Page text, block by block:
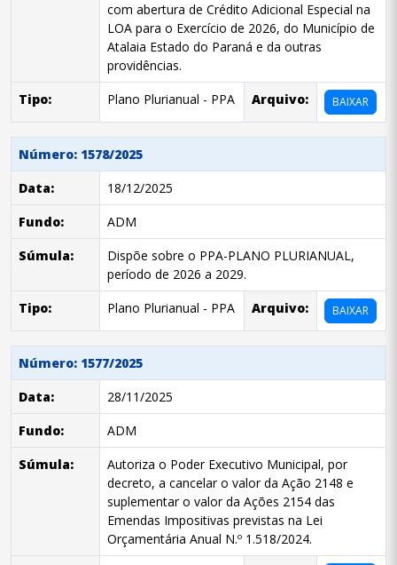
com abertura de Crédito Adicional Especial na
LOA para o Exercício de 2026, do Município de
Atalaia Estado do Paraná e da outras
providências.
Tipo:
Plano Plurianual - PPA Arquivo: BAIXAR
Número: 1578/2025
Data:
18/12/2025
Fundo:
ADM
Súmula:
Dispõe sobre o PPA-PLANO PLURIANUAL,
período de 2026 a 2029.
Tipo:
Plano Plurianual - PPA Arquivo: BAIXAR
Número: 1577/2025
Data:
28/11/2025
Fundo:
ADM
Súmula:
Autoriza o Poder Executivo Municipal, por
decreto, a cancelar o valor da Ação 2148 e
suplementar o valor da Ações 2154 das
Emendas Impositivas previstas na Lei
Orçamentária Anual N.º 1.518/2024.